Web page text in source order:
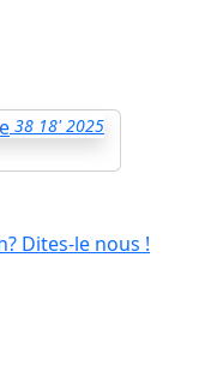
38 18' 2025
Dites-le nous !